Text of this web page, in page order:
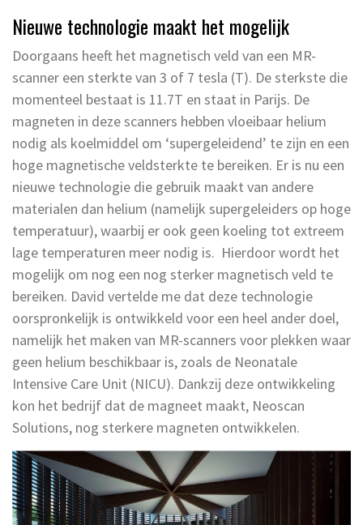
Nieuwe technologie maakt het mogelijk
Doorgaans heeft het magnetisch veld van een MR-
scanner een sterkte van 3 of 7 tesla (T). De sterkste die
momenteel bestaat is 11.7T en staat in Parijs. De
magneten in deze scanners hebben vloeibaar helium
nodig als koelmiddel om ‘supergeleidend’ te zijn en een
hoge magnetische veldsterkte te bereiken. Er is nu een
nieuwe technologie die gebruik maakt van andere
materialen dan helium (namelijk supergeleiders op hoge
temperatuur), waarbij er ook geen koeling tot extreem
lage temperaturen meer nodig is. Hierdoor wordt het
mogelijk om nog een nog sterker magnetisch veld te
bereiken. David vertelde me dat deze technologie
oorspronkelijk is ontwikkeld voor een heel ander doel,
namelijk het maken van MR-scanners voor plekken waar
geen helium beschikbaar is, zoals de Neonatale
Intensive Care Unit (NICU). Dankzij deze ontwikkeling
kon het bedrijf dat de magneet maakt, Neoscan
Solutions, nog sterkere magneten ontwikkelen.